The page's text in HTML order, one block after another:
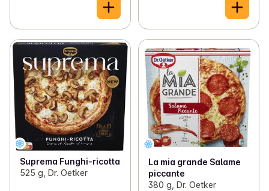
Suprema Funghi-ricotta
525 g, Dr. Oetker
La mia grande Salame
piccante
380 g, Dr. Oetker